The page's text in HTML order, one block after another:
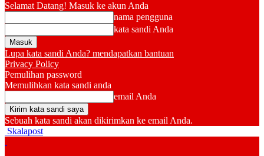
Selamat Datang! Masuk ke akun Anda
nama pengguna
kata sandi Anda
Lupa kata sandi Anda? mendapatkan bantuan
Privacy Policy
Pemulihan password
Memulihkan kata sandi anda
email Anda
Sebuah kata sandi akan dikirimkan ke email Anda.
Skalapost